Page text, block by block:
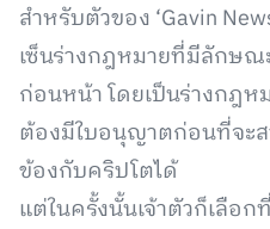
สำหรับตัวของ ‘Gavin
เซ็นร่างกฎหมายที่มีลักษ
ก่อนหน้า โดยเป็นร่างกฎ
ต้องมีใบอนุญาตก่อนที่จะส
ข้องกับคริปโตได้
แต่ในครั้งนั้นเจ้าตัวก็เลือก